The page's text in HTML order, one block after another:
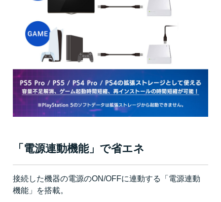
「電源連動機能」で省エネ
接続した機器の電源のON/OFFに連動する「電源連動
機能」を搭載。